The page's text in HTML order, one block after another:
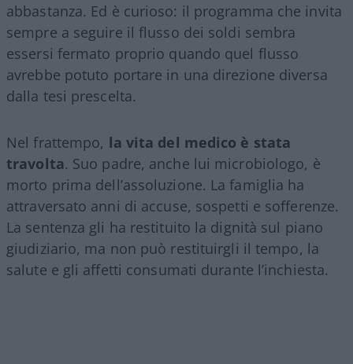
abbastanza. Ed è curioso: il programma che invita
sempre a seguire il flusso dei soldi sembra
essersi fermato proprio quando quel flusso
avrebbe potuto portare in una direzione diversa
dalla tesi prescelta.
Nel frattempo, la vita del medico è stata
travolta. Suo padre, anche lui microbiologo, è
morto prima dell’assoluzione. La famiglia ha
attraversato anni di accuse, sospetti e sofferenze.
La sentenza gli ha restituito la dignità sul piano
giudiziario, ma non può restituirgli il tempo, la
salute e gli affetti consumati durante l’inchiesta.